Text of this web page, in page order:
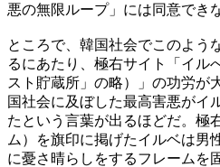
悪の無限ループ」には同意でき
ところで、韓国社会でこのよう
るにあたり、極右サイト「イル
スト貯蔵所」の略）」の功労が
国社会に及ぼした最高害悪がイ
たという言葉が出るほどだ。極
ム）を旗印に掲げたイルベは男
に憂さ晴らしをするフレームを